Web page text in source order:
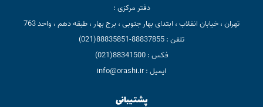
دفتر مرکزی :
تهران ، خیابان انقلاب ، ابتدای بهار جنوبی ، برج بهار ، طبقه دهم ، واحد 763
تلفن : 88837855-88835851(021)
فکس : 88341500(021)
ایمیل : info@orashi.ir
پشتیبانی